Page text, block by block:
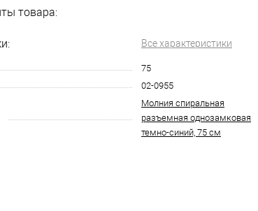
товара:
Все характеристики
75
02-0955
Молния спиральная
разъемная однозамковая
темно-синий, 75 см